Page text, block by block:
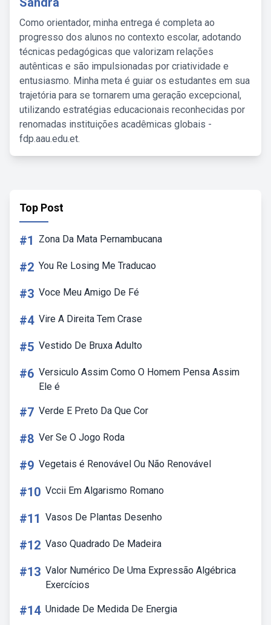
Como orientador, minha entrega é completa ao
progresso dos alunos no contexto escolar, adotando
técnicas pedagógicas que valorizam relações
autênticas e são impulsionadas por criatividade e
entusiasmo. Minha meta é guiar os estudantes em sua
trajetória para se tornarem uma geração excepcional,
utilizando estratégias educacionais reconhecidas por
renomadas instituições acadêmicas globais -
fdp.aau.edu.et.
Top Post
#1 Zona Da Mata Pernambucana
#2 You Re Losing Me Traducao
#3 Voce Meu Amigo De Fé
#4 Vire A Direita Tem Crase
#5 Vestido De Bruxa Adulto
#6 Versiculo Assim Como O Homem Pensa Assim
Ele é
#7 Verde E Preto Da Que Cor
#8 Ver Se O Jogo Roda
#9 Vegetais é Renovável Ou Não Renovável
#10 Vccii Em Algarismo Romano
#11 Vasos De Plantas Desenho
#12 Vaso Quadrado De Madeira
#13 Valor Numérico De Uma Expressão Algébrica
Exercícios
#14 Unidade De Medida De Energia